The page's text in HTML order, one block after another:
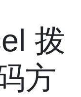
拨
方